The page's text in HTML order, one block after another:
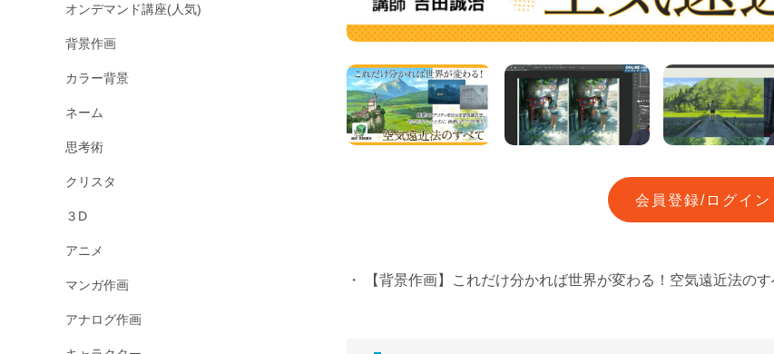
オンデマンド講座(人気)
背景作画
カラー背景
ネーム
思考術
クリスタ
３D
アニメ
マンガ作画
アナログ作画
会員登録/ログイン
・ 【背景作画】これだけ分かれば世界が変わる！空気遠近法のす